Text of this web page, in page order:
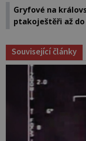
Gryfové na
ptakoještěři až do
Související články